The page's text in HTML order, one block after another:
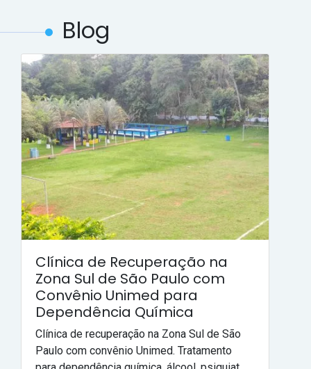
Blog
Clínica de Recuperação na
Zona Sul de São Paulo com
Convênio Unimed para
Dependência Química
Clínica de recuperação na Zona Sul de São
Paulo com convênio Unimed. Tratamento